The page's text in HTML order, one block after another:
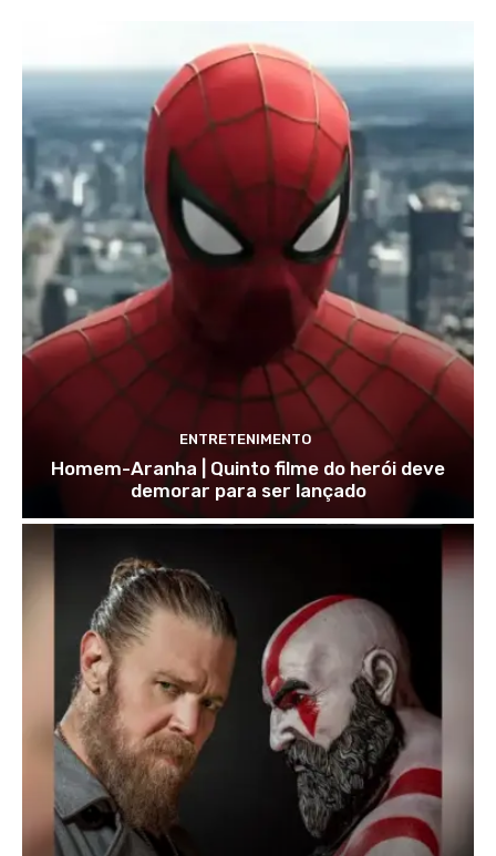
ENTRETENIMENTO
Homem-Aranha | Quinto filme do herói deve
demorar para ser lançado